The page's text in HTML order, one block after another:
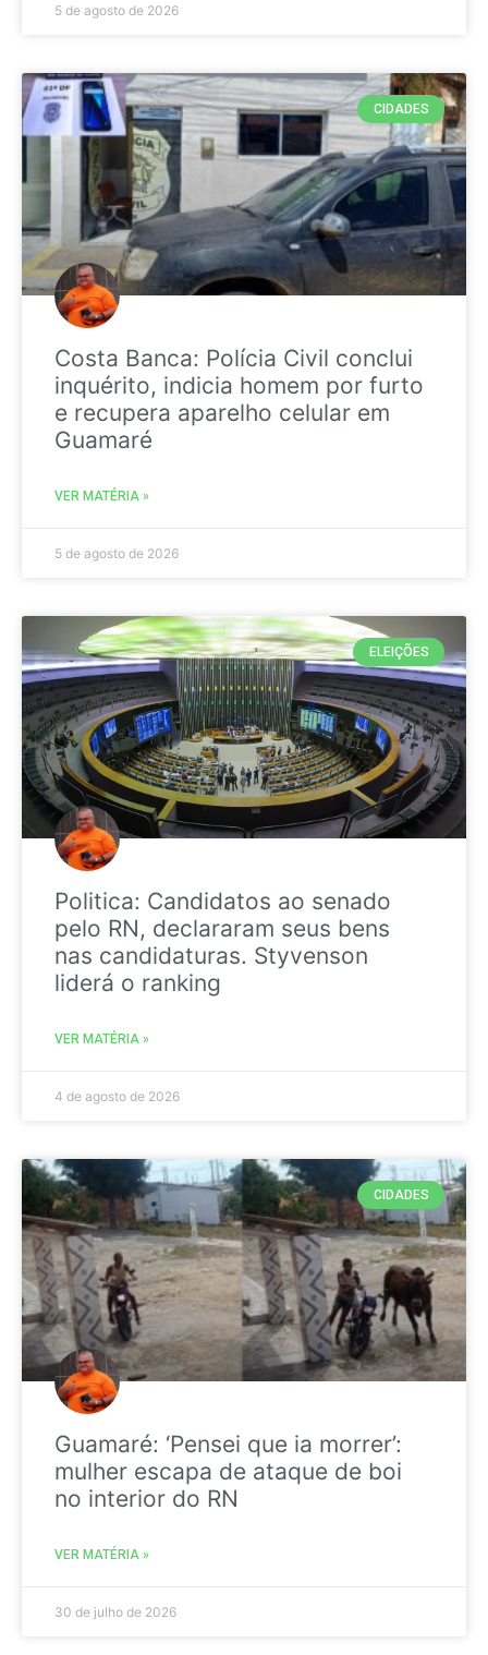
5 de agosto de 2026
CIDADES
Costa Banca: Polícia Civil conclui
inquérito, indicia homem por furto
e recupera aparelho celular em
Guamaré
VER MATÉRIA »
5 de agosto de 2026
ELEIÇÕES
Politica: Candidatos ao senado
pelo RN, declararam seus bens
nas candidaturas. Styvenson
liderá o ranking
VER MATÉRIA »
4 de agosto de 2026
CIDADES
Guamaré: ‘Pensei que ia morrer’:
mulher escapa de ataque de boi
no interior do RN
VER MATÉRIA »
30 de julho de 2026